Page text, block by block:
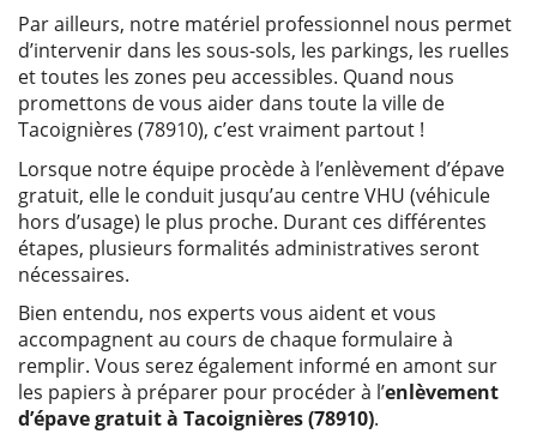
Par ailleurs, notre matériel professionnel nous permet
d’intervenir dans les sous-sols, les parkings, les ruelles
et toutes les zones peu accessibles. Quand nous
promettons de vous aider dans toute la ville de
Tacoignières (78910), c’est vraiment partout !
Lorsque notre équipe procède à l’enlèvement d’épave
gratuit, elle le conduit jusqu’au centre VHU (véhicule
hors d’usage) le plus proche. Durant ces différentes
étapes, plusieurs formalités administratives seront
nécessaires.
Bien entendu, nos experts vous aident et vous
accompagnent au cours de chaque formulaire à
remplir. Vous serez également informé en amont sur
les papiers à préparer pour procéder à l’enlèvement
d’épave gratuit à Tacoignières (78910).